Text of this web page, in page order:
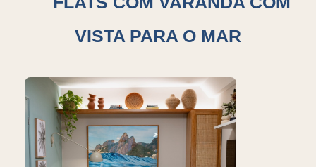
VISTA PARA O MAR